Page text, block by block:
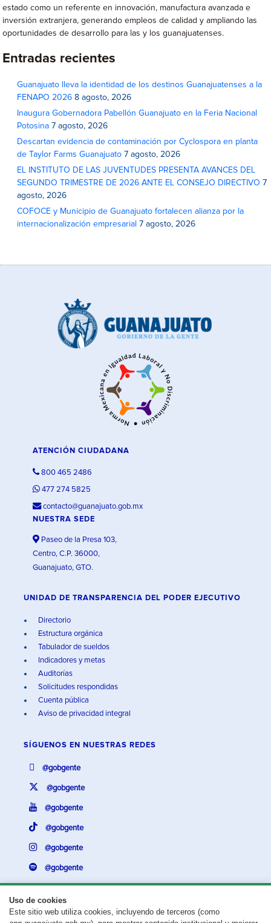
estado como un referente en innovación, manufactura avanzada e
inversión extranjera, generando empleos de calidad y ampliando las
oportunidades de desarrollo para las y los guanajuatenses.
Entradas recientes
Guanajuato lleva la identidad de los destinos Guanajuatenses a la
FENAPO 2026 8 agosto, 2026
Inaugura Gobernadora Pabellón Guanajuato en la Feria Nacional
Potosina 7 agosto, 2026
Descartan evidencia de contaminación por Cyclospora en planta
de Taylor Farms Guanajuato 7 agosto, 2026
EL INSTITUTO DE LAS JUVENTUDES PRESENTA AVANCES DEL
SEGUNDO TRIMESTRE DE 2026 ANTE EL CONSEJO DIRECTIVO 7
agosto, 2026
COFOCE y Municipio de Guanajuato fortalecen alianza por la
internacionalización empresarial 7 agosto, 2026
Uso de cookies
Este sitio web utiliza cookies, incluyendo de terceros (como
ATENCIÓN CIUDADANA
800 465 2486
477 274 5825
contacto@guanajuato.gob.mx
NUESTRA SEDE
Paseo de la Presa 103,
Centro, C.P. 36000,
Guanajuato, GTO.
UNIDAD DE TRANSPARENCIA DEL PODER EJECUTIVO
Directorio
Estructura orgánica
Tabulador de sueldos
Indicadores y metas
Auditorías
Solicitudes respondidas
Cuenta pública
Aviso de privacidad integral
SÍGUENOS EN NUESTRAS REDES
@gobgente
@gobgente
@gobgente
@gobgente
@gobgente
@gobgente
¿Existe algún problema con esta página?Repórtalo aquí.